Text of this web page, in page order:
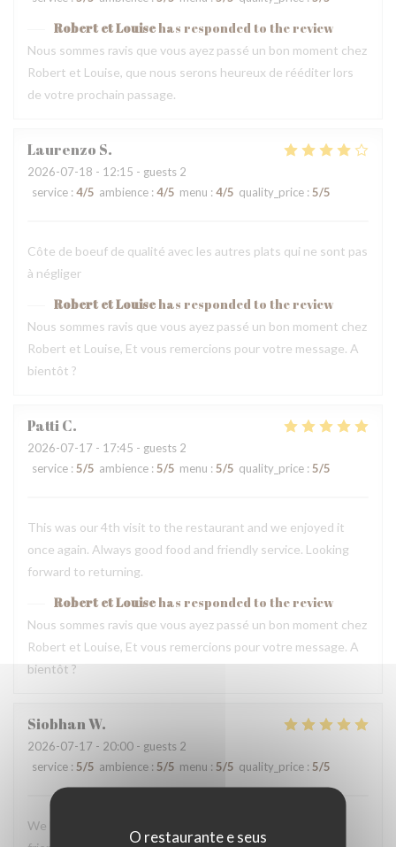
O restaurante e seus
Robert et Louisehas responded to the review
Nous sommes ravis que vous ayez passé un bon moment chez
Robert et Louise, que nous serons heureux de rééditer lors
de votre prochain passage.
Laurenzo S
2026-07-18 - 12:15 - guests 2
service : 4/5 ambience : 4/5 menu : 4/5 quality_price : 5/5
Côte de boeuf de qualité avec les autres plats qui ne sont pas
à négliger
Robert et Louisehas responded to the review
Nous sommes ravis que vous ayez passé un bon moment chez
Robert et Louise, Et vous remercions pour votre message. A
bientôt ?
PattiC
2026-07-17 - 17:45 - guests 2
service : 5/5 ambience : 5/5 menu : 5/5 quality_price : 5/5
This was our 4th visit to the restaurant and we enjoyed it
once again. Always good food and friendly service. Looking
forward to returning.
Robert et Louisehas responded to the review
Nous sommes ravis que vous ayez passé un bon moment chez
Robert et Louise, Et vous remercions pour votre message. A
bientôt ?
SiobhanW
2026-07-17 - 20:00 - guests 2
service : 5/5 ambience : 5/5 menu : 5/5 quality_price : 5/5
We loved our dinner and experience here. The staff were